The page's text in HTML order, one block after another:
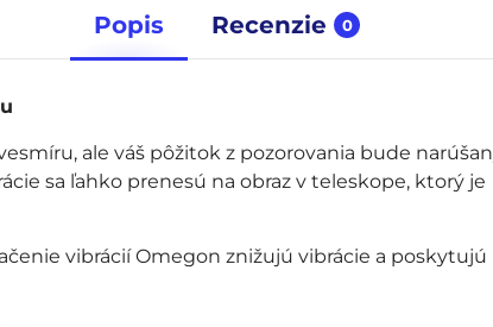
Popis Recenzie 0
ale váš pôžitok z pozorovania bude
sa ľahko prenesú na obraz v teleskope, ktorý je
vibrácií Omegon znižujú vibrácie a poskytujú